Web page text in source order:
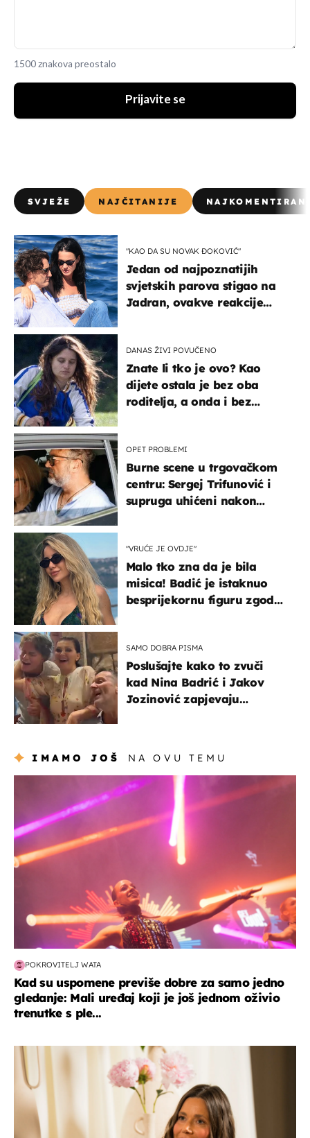
1500 znakova preostalo
Prijavite se
SVJEŽE NAJČITANIJE
"KAO DA SU NOVAK ĐOKOVIĆ"
Jedan od najpoznatijih
svjetskih parova stigao na
Jadran, ovakve reakcije
DANAS ŽIVI POVUČENO
Znate li tko je ovo? Kao
dijete ostala je bez oba
roditelja, a onda i bez
OPET PROBLEMI
Burne scene u trgovačkom
centru: Sergej Trifunović i
supruga uhićeni nakon
"VRUĆE JE OVDJE"
Malo tko zna da je bila
misica! Badić je istaknuo
besprijekornu figuru zgodne
SAMO DOBRA PISMA
Poslušajte kako to zvuči
kad Nina Badrić i Jakov
Jozinović zapjevaju
IMAMO JOŠ NA OVU TEMU
POKROVITELJ WATA
Kad su uspomene previše dobre za samo jedno
gledanje: Mali uređaj koji je još jednom oživio
trenutke s ple...
moda & ljepota